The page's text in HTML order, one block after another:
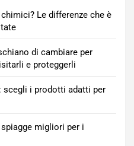
Le differenze che è
di cambiare per
e proteggerli
scegli i prodotti adatti per
migliori per i